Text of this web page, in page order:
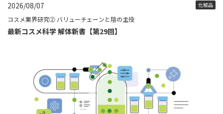
2026/08/07 化粧品
コスメ業界研究② バリューチェーンと陰の主役
最新コスメ科学 解体新書【第29回】